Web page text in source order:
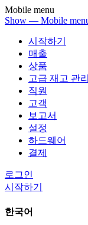
Mobile menu
Show — Mobile
시작하기
매출
상품
고급 재고 관리
직원
고객
보고서
설정
하드웨어
결제
로그인
시작하기
한국어